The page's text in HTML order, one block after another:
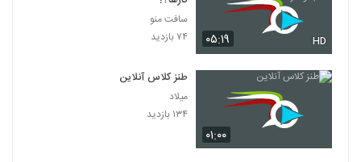
۰۵:۱۹ HD
سافت منو
۷۴ بازدید
۰۱:۰۰
طنز کلاس آنلاین
میلاد
۱۳۴ بازدید